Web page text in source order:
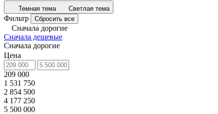
Темная тема Светлая тема
Фильтр Сбросить все
Сначала дорогие
Сначала дешевые
Сначала дорогие
Цена
209 000
1 531 750
2 854 500
4 177 250
5 500 000